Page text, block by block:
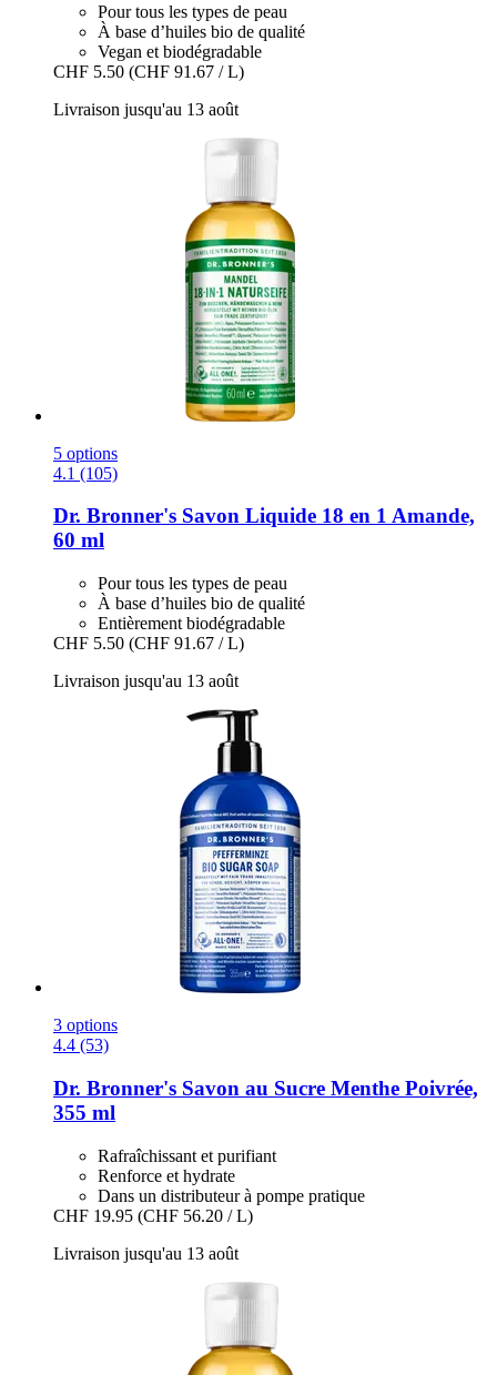
Pour tous les types de peau
À base d’huiles bio de qualité
Vegan et biodégradable
CHF 5.50 (CHF 91.67 / L)
Livraison jusqu'au 13 août
5 options
4.1 (105)
Dr. Bronner's Savon Liquide 18 en 1 Amande,
60 ml
Pour tous les types de peau
À base d’huiles bio de qualité
Entièrement biodégradable
CHF 5.50 (CHF 91.67 / L)
Livraison jusqu'au 13 août
3 options
4.4 (53)
Dr. Bronner's Savon au Sucre Menthe Poivrée,
355 ml
Rafraîchissant et purifiant
Renforce et hydrate
Dans un distributeur à pompe pratique
CHF 19.95 (CHF 56.20 / L)
Livraison jusqu'au 13 août